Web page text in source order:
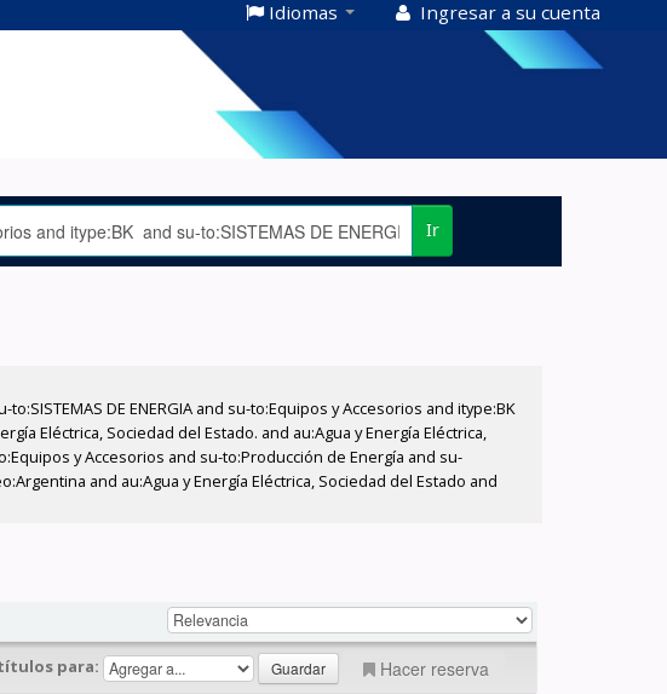
Idiomas Ingresar a su cuenta
Ir
DE ENERGIA and su-to:Equipos y Accesorios and itype:BK
Eléctrica, Sociedad del Estado. and au:Agua y Energía Eléctrica,
y Accesorios and su-to:Producción de Energía and su-
and au:Agua y Energía Eléctrica, Sociedad del Estado and
para: Hacer reserva